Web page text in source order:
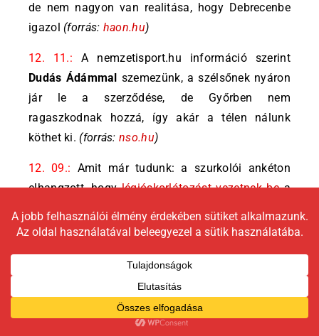
de nem nagyon van realitása, hogy Debrecenbe
igazol (forrás: haon.hu)
12. 11.:A nemzetisport.hu információ szerint
Dudás Ádámmal szemezünk, a szélsőnek nyáron
jár le a szerződése, de Győrben nem
ragaszkodnak hozzá, így akár a télen nálunk
köthet ki. (forrás: nso.hu)
12. 09.: Amit már tudunk: a szurkolói ankéton
elhangzott, hogylégióskorlátozást vezetnek bea
alkalmazását engedélyezi az első keretnél. Mivel
távozók a közeljövőben.
12. 20.:Elérkeztünk a téli szünethez, így itt az
ideje, hogy újra pörögjön az átigazolási rovatunk!